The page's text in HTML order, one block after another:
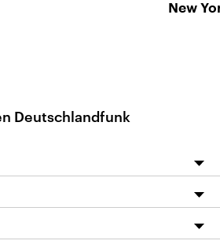
New
Deutschlandfunk